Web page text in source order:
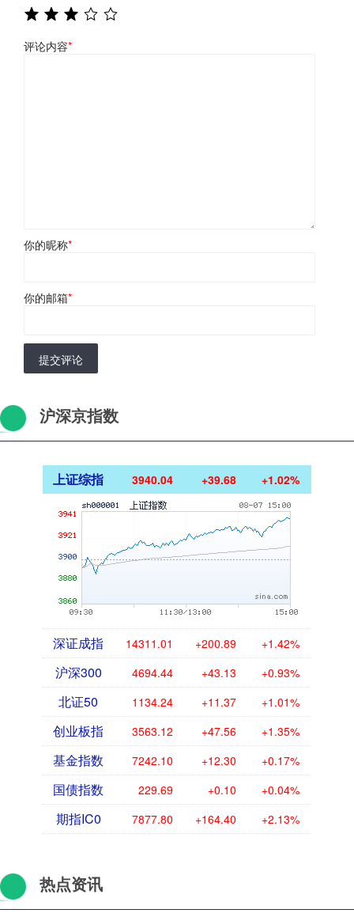
评论内容*
你的昵称*
你的邮箱*
提交评论
沪深京指数
上证综指 3940.04 +39.68 +1.02%
深证成指 14311.01 +200.89 +1.42%
沪深300 4694.44 +43.13 +0.93%
北证50 1134.24 +11.37 +1.01%
创业板指 3563.12 +47.56 +1.35%
基金指数 7242.10 +12.30 +0.17%
国债指数 229.69 +0.10 +0.04%
期指IC0 7877.80 +164.40 +2.13%
热点资讯